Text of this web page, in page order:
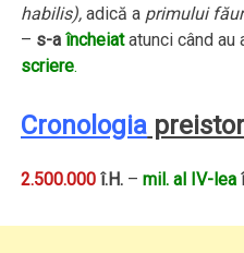
habilis), adică a primului
– s-aîncheiatatunci când au
scriere.
Cronologia
2.500.000 î.H. –mil. al IV-lea